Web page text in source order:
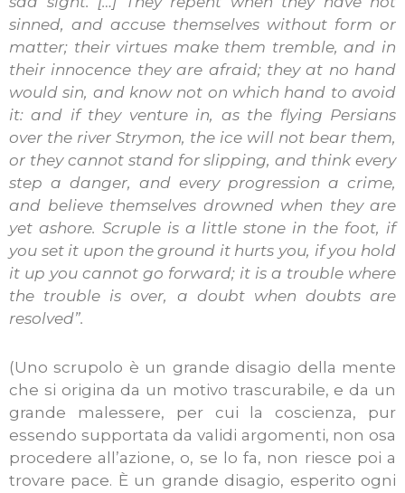
sinned, and accuse themselves without form or
matter; their virtues make them tremble, and in
their innocence they are afraid; they at no hand
would sin, and know not on which hand to avoid
it: and if they venture in, as the flying Persians
over the river Strymon, the ice will not bear them,
or they cannot stand for slipping, and think every
step a danger, and every progression a crime,
and believe themselves drowned when they are
yet ashore. Scruple is a little stone in the foot, if
you set it upon the ground it hurts you, if you hold
it up you cannot go forward; it is a trouble where
the trouble is over, a doubt when doubts are
resolved”.
(Uno scrupolo è un grande disagio della mente
che si origina da un motivo trascurabile, e da un
grande malessere, per cui la coscienza, pur
essendo supportata da validi argomenti, non osa
procedere all’azione, o, se lo fa, non riesce poi a
trovare pace. È un grande disagio, esperito ogni